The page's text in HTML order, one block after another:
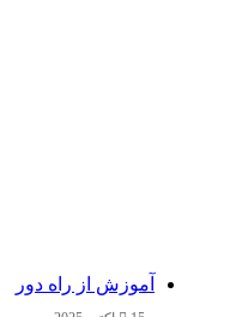
آموزش از راه دور